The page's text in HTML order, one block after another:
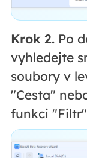
Krok 2.Po
vyhledejte
soubory v
"Cesta"
funkci